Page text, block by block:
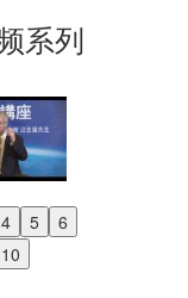
系列
4 5
6
10